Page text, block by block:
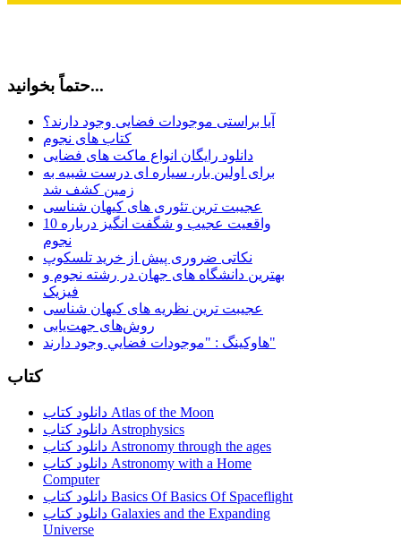
حتماً بخوانید...
آیا براستی موجودات فضایی وجود دارند؟
کتاب های نجوم
دانلود رایگان انواع ماکت های فضایی
برای اولین بار، سیاره ای درست شبیه به
زمین کشف شد
عجیبت ترین تئوری های کیهان شناسی
10 واقعیت عجیب و شگفت انگیز درباره
نجوم
نکاتی ضروری پیش از خرید تلسکوپ
بهترین دانشگاه های جهان در رشته نجوم و
فیزیک
عجیبت ترین نظریه های کیهان شناسی
روش‌های جهت‌یابی
هاوكينگ : "موجودات فضايي وجود دارند"
کتاب
دانلود کتاب Atlas of the Moon
دانلود کتاب Astrophysics
دانلود کتاب Astronomy through the ages
دانلود کتاب Astronomy with a Home
Computer
دانلود کتاب Basics Of Basics Of Spaceflight
دانلود کتاب Galaxies and the Expanding
Universe